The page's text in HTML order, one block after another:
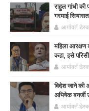
राहुल गांधी की
गरमाई सियासत
आर्यावर्त
महिला
कहा, इसे
आर्यावर्त
विदेश जाने
अभिषेक बनर्जी
आर्यावर्त